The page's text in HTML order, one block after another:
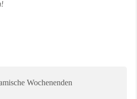
Wochenenden